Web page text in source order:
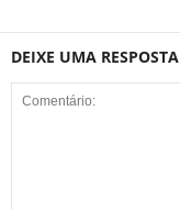
DEIXE UMA RESPOSTA